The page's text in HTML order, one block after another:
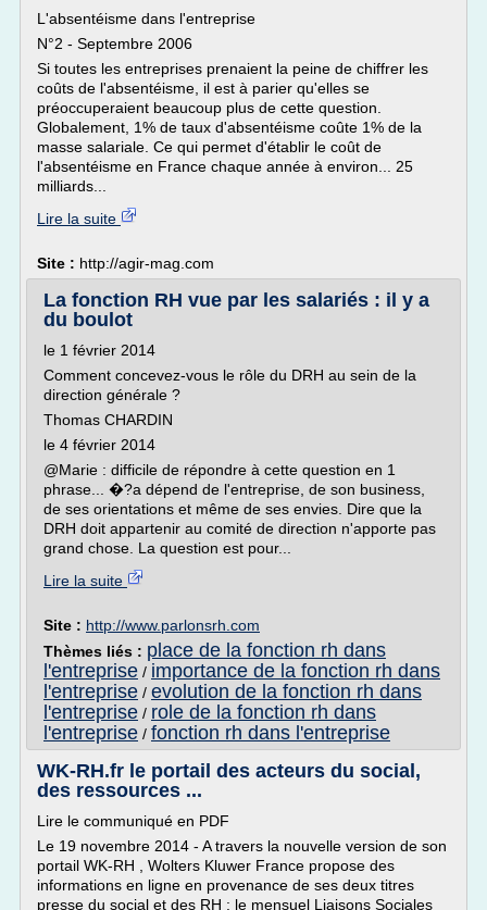
L'absentéisme dans l'entreprise
N°2 - Septembre 2006
Si toutes les entreprises prenaient la peine de chiffrer les
coûts de l'absentéisme, il est à parier qu'elles se
préoccuperaient beaucoup plus de cette question.
Globalement, 1% de taux d'absentéisme coûte 1% de la
masse salariale. Ce qui permet d'établir le coût de
l'absentéisme en France chaque année à environ... 25
milliards...
Lire la suite
Site : http://agir-mag.com
La fonction RH vue par les salariés : il y a
du boulot
le 1 février 2014
Comment concevez-vous le rôle du DRH au sein de la
direction générale ?
Thomas CHARDIN
le 4 février 2014
@Marie : difficile de répondre à cette question en 1
phrase... �?a dépend de l'entreprise, de son business,
de ses orientations et même de ses envies. Dire que la
DRH doit appartenir au comité de direction n'apporte pas
grand chose. La question est pour...
Lire la suite
Site : http://www.parlonsrh.com
Thèmes liés : place de la fonction rh dans
l'entreprise / importance de la fonction rh dans
l'entreprise / evolution de la fonction rh dans
l'entreprise / role de la fonction rh dans
l'entreprise / fonction rh dans l'entreprise
WK-RH.fr le portail des acteurs du social,
des ressources ...
Lire le communiqué en PDF
Le 19 novembre 2014 - A travers la nouvelle version de son
portail WK-RH , Wolters Kluwer France propose des
informations en ligne en provenance de ses deux titres
presse du social et des RH : le mensuel Liaisons Sociales